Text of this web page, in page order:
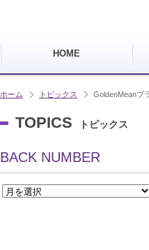
HOME
ホーム トピックス GoldenMeanブ
TOPICS トピックス
BACK NUMBER